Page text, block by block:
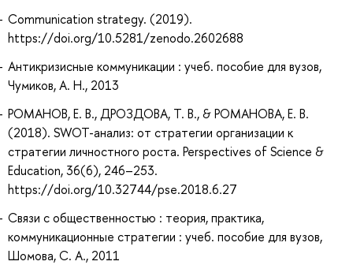
Communication strategy. (2019).
https://doi.org/10.5281/zenodo.2602688
Антикризисные коммуникации : учеб. пособие для вузов,
Чумиков, А. Н., 2013
РОМАНОВ, Е. В., ДРОЗДОВА, Т. В., & РОМАНОВА, Е. В.
(2018). SWOT-анализ: от стратегии организации к
стратегии личностного роста. Perspectives of Science &
Education, 36(6), 246–253.
https://doi.org/10.32744/pse.2018.6.27
Связи с общественностью : теория, практика,
коммуникационные стратегии : учеб. пособие для вузов,
Шомова, С. А., 2011